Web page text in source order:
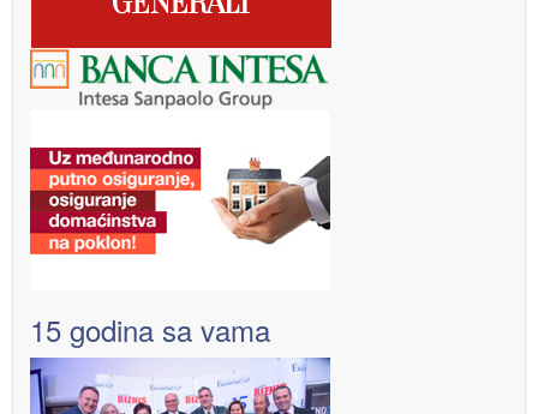
15 godina sa vama